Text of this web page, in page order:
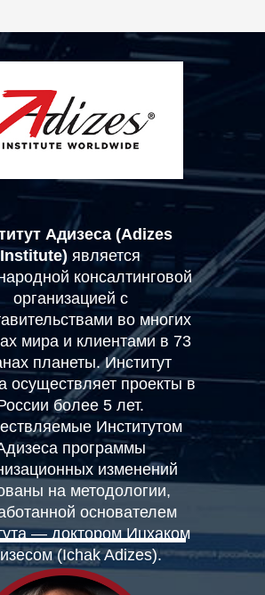
Адизеса (Adizes
Institute) является
консалтинговой
организацией с
во многих
мира и клиентами в 73
планеты. Институт
осуществляет проекты в
более 5 лет.
Институтом
программы
изменений
на методологии,
основателем
— доктором Ицхаком
(Ichak Adizes).